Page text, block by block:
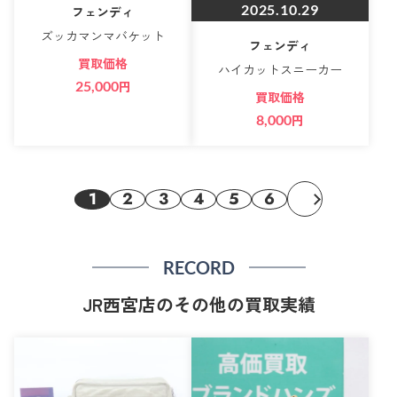
フェンディ
ズッカマンマバケット
買取価格
25,000円
2025.10.29
フェンディ
ハイカットスニーカー
買取価格
8,000円
1 2 3 4 5 6
RECORD
JR西宮店のその他の買取実績